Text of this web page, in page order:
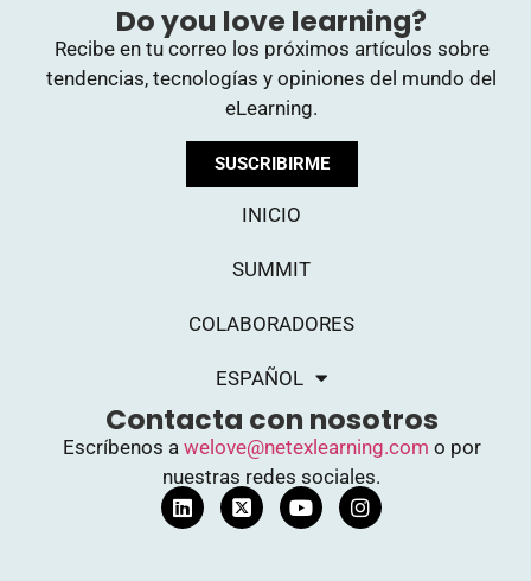
Do you love learning?
Recibe en tu correo los próximos artículos sobre
tendencias, tecnologías y opiniones del mundo del
eLearning.
SUSCRIBIRME
INICIO
SUMMIT
COLABORADORES
ESPAÑOL
Contacta con nosotros
Escríbenos a welove@netexlearning.com o por
nuestras redes sociales.